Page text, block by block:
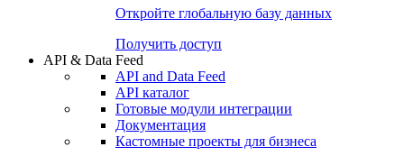
Проверка контрагента
Попробуйте7-дневный
Откройте глобальную базу данных
Получить доступ
API & Data Feed
API and Data Feed